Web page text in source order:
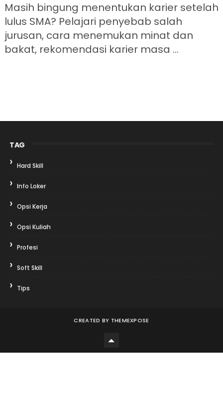
Masih bingung menentukan karier setelah
lulus SMA? Pelajari penyebab salah
jurusan, cara menemukan minat dan
bakat, rekomendasi karier masa ...
TAG
Hard Skill
Info Loker
Opsi Kerja
Opsi Kuliah
Profesi
Soft Skill
Tips
CREATED BY THEMEXPOSE